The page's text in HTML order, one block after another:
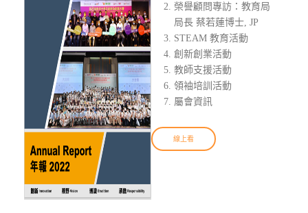
榮譽顧問專訪：教育局
局長 蔡若蓮博士, JP
STEAM 教育活動
創新創業活動
教師支援活動
領袖培訓活動
屬會資訊
線上看